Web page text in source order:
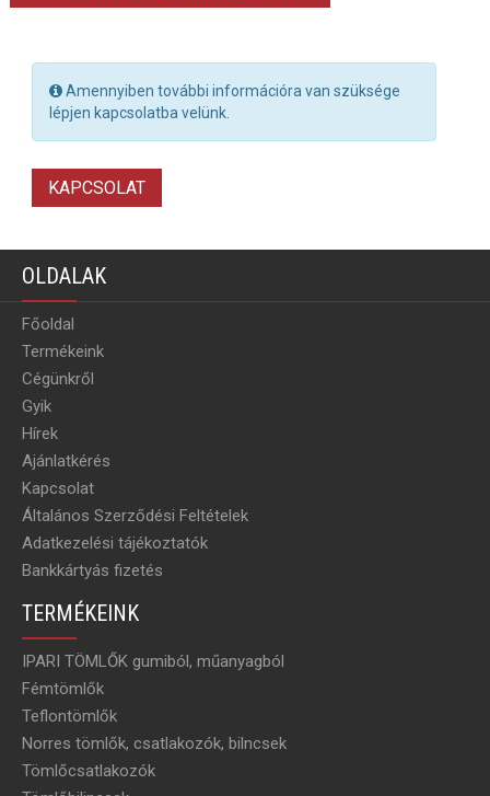
Amennyiben további információra van szüksége
lépjen kapcsolatba velünk.
KAPCSOLAT
OLDALAK
Főoldal
Termékeink
Cégünkről
Gyik
Hírek
Ajánlatkérés
Kapcsolat
Általános Szerződési Feltételek
Adatkezelési tájékoztatók
Bankkártyás fizetés
TERMÉKEINK
IPARI TÖMLŐK gumiból, műanyagból
Fémtömlők
Teflontömlők
Norres tömlők, csatlakozók, bilncsek
Tömlőcsatlakozók